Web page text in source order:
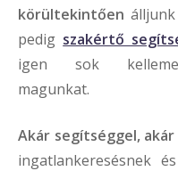
körültekintően
pedig szakértő
igen sok
magunkat.
Akár segítséggel,
ingatlankeresésnek